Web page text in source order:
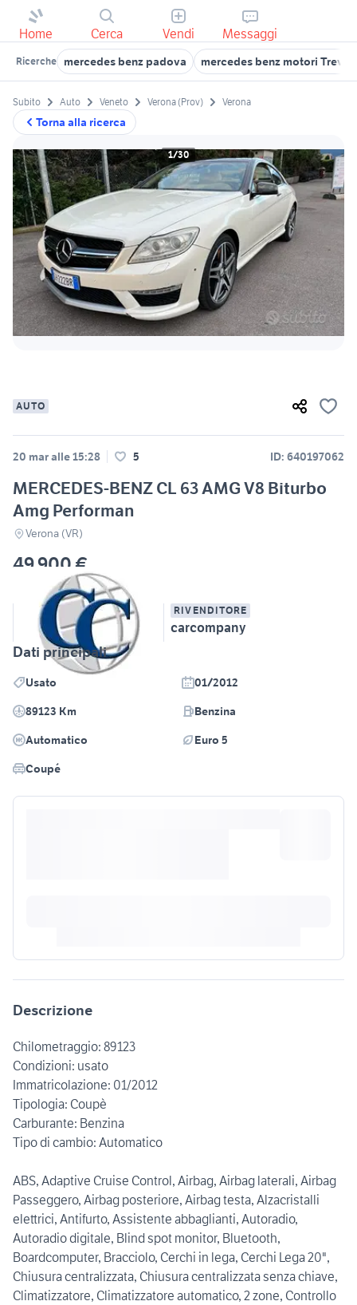
Home Cerca Vendi Messaggi
Ricerche mercedes benz padova mercedes benz motori
Torna alla ricerca
Subito Auto Veneto Verona (Prov) Verona
1/30
AUTO
20 mar alle 15:28 5 ID: 640197062
MERCEDES-BENZ CL 63 AMG V8 Biturbo
Amg Performan
Verona (VR)
49.900 €
RIVENDITORE
carcompany
Dati principali
Usato
01/2012
89123 Km
Benzina
Automatico
Euro 5
Coupé
Descrizione
Chilometraggio: 89123
Condizioni: usato
Immatricolazione: 01/2012
Tipologia: Coupè
Carburante: Benzina
Tipo di cambio: Automatico
ABS, Adaptive Cruise Control, Airbag, Airbag laterali, Airbag
Passeggero, Airbag posteriore, Airbag testa, Alzacristalli
elettrici, Antifurto, Assistente abbaglianti, Autoradio,
Autoradio digitale, Blind spot monitor, Bluetooth,
Boardcomputer, Bracciolo, Cerchi in lega, Cerchi Lega 20",
Chiusura centralizzata, Chiusura centralizzata senza chiave,
Climatizzatore, Climatizzatore automatico, 2 zone, Controllo